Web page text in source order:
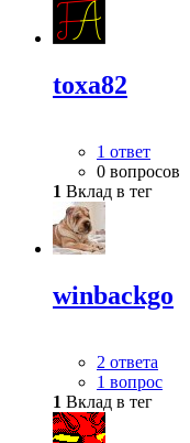
toxa82
1 ответ
0 вопросов
1 Вклад в тег
winbackgo
2 ответа
1 вопрос
1 Вклад в тег